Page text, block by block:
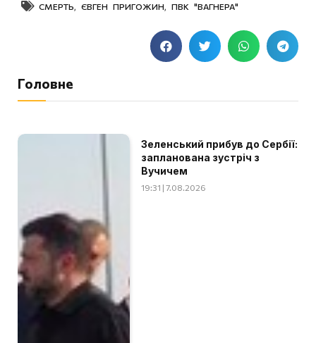
СМЕРТЬ ЄВГЕН ПРИГОЖИН ПВК "ВАГНЕРА"
Головне
Зеленський прибув до Сербії:
запланована зустріч з
Вучичем
19:31 | 7.08.2026